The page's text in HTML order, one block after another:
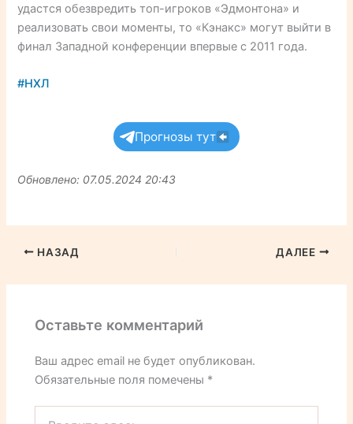
удастся обезвредить топ-игроков «Эдмонтона» и
реализовать свои моменты, то «Кэнакс» могут выйти в
финал Западной конференции впервые с 2011 года.
#НХЛ
Прогнозы тут
Обновлено: 07.05.2024 20:43
НАЗАД ДАЛЕЕ
Оставьте комментарий
Ваш адрес email не будет опубликован.
Обязательные поля помечены *